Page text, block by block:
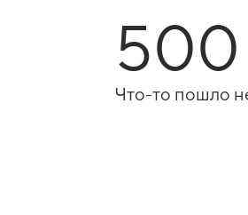
500
Что-то пошло